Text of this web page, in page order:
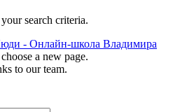
search criteria.
- Онлайн-школа Владимира
a new page.
to our team.